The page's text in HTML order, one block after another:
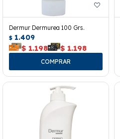
Dermur Dermurea 100 Grs.
$ 1.409
$ 1.198 $ 1.198